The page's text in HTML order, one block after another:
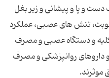
دست و پا و پیشانی و زیر بغل
رطوبت، تنش های عصبی، عملکرد
و دستگاه عصبی و مصرف
داروهای روانپزشکی و مصرف